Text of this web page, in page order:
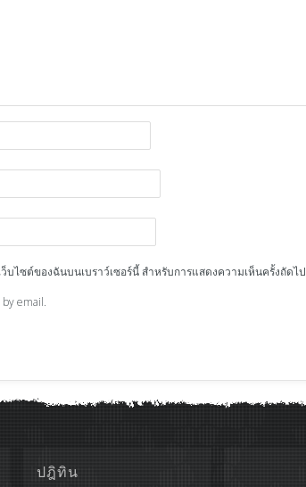
บไซต์ของฉันบนเบราว์เซอร์นี้ สำหรับการแสดงความเห็นครั้งถัดไป
by email.
ปฎิทิน